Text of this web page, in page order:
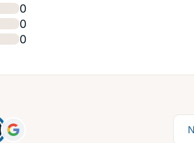
0
0
0